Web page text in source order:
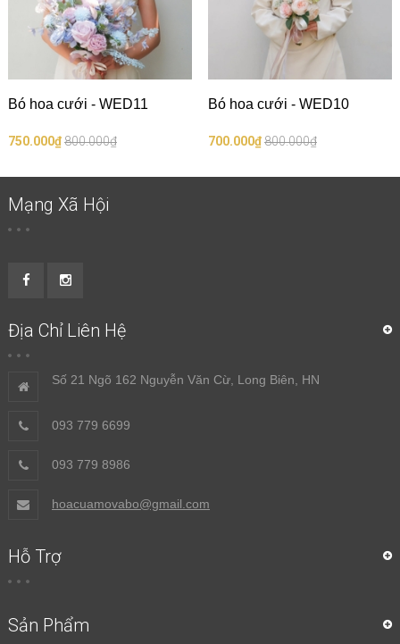
Bó hoa cưới - WED11
750.000₫800.000₫
Bó hoa cưới - WED10
700.000₫800.000₫
Mạng Xã Hội
Địa Chỉ Liên Hệ
Số 21 Ngõ 162 Nguyễn Văn Cừ, Long Biên, HN
093 779 6699
093 779 8986
hoacuamovabo@gmail.com
Hỗ Trợ
Sản Phẩm